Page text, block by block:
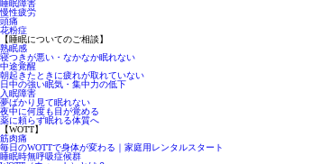
睡眠障害
慢性疲労
頭痛
花粉症
【睡眠についてのご相談】
熟眠感
寝つきが悪い・なかなか眠れない
中途覚醒
朝起きたときに疲れが取れていない
日中の強い眠気・集中力の低下
入眠障害
夢ばかり見て眠れない
夜中に何度も目が覚める
薬に頼らず眠れる体質へ
【WOTT】
筋肉痛
毎日のWOTTで身体が変わる｜家庭用レンタルスタート
睡眠時無呼吸症候群